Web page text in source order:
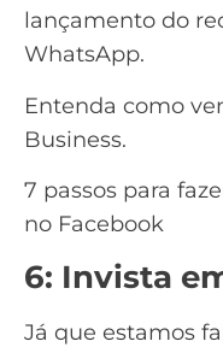
lançamento do
WhatsApp.
Entenda como
Business.
7 passos para
no Facebook
6: Invista
Já que estamos